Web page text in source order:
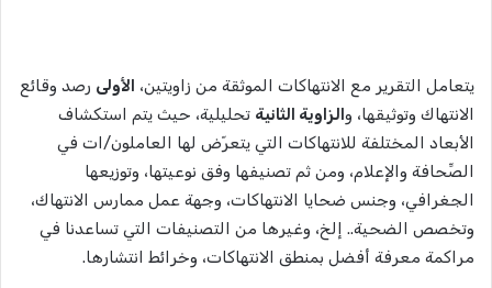
يتعامل التقرير مع الانتهاكات الموثقة من زاويتين، الأولى رصد وقائع
الانتهاك وتوثيقها، والزاوية الثانية تحليلية، حيث يتم استكشاف
الأبعاد المختلفة للانتهاكات التي يتعرّض لها العاملون/ات في
الصِّحافة والإعلام، ومن ثم تصنيفها وفق نوعيتها، وتوزيعها
الجغرافي، وجنس ضحايا الانتهاكات، وجهة عمل ممارس الانتهاك،
وتخصص الضحية.. إلخ، وغيرها من التصنيفات التي تساعدنا في
مراكمة معرفة أفضل بمنطق الانتهاكات، وخرائط انتشارها.